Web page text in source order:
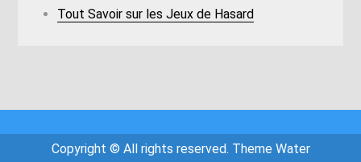
Tout Savoir sur les Jeux de Hasard
Copyright © All rights reserved. Theme Water